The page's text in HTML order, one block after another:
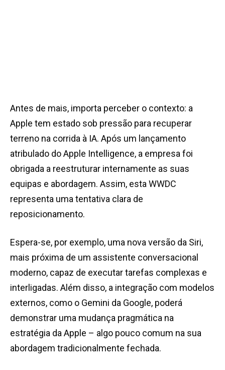
Antes de mais, importa perceber o contexto: a
Apple tem estado sob pressão para recuperar
terreno na corrida à IA. Após um lançamento
atribulado do Apple Intelligence, a empresa foi
obrigada a reestruturar internamente as suas
equipas e abordagem. Assim, esta WWDC
representa uma tentativa clara de
reposicionamento.
Espera-se, por exemplo, uma nova versão da Siri,
mais próxima de um assistente conversacional
moderno, capaz de executar tarefas complexas e
interligadas. Além disso, a integração com modelos
externos, como o Gemini da Google, poderá
demonstrar uma mudança pragmática na
estratégia da Apple – algo pouco comum na sua
abordagem tradicionalmente fechada.